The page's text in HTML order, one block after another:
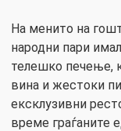
На менито на
народни пари
телешко печење,
вина и жестоки
ексклузивни
време граѓаните